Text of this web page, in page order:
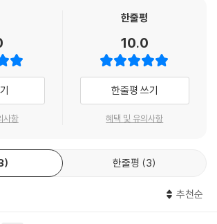
사항
한줄평
10.0
한줄평 쓰기
혜택 및 유의사항
한줄평 3
추천순